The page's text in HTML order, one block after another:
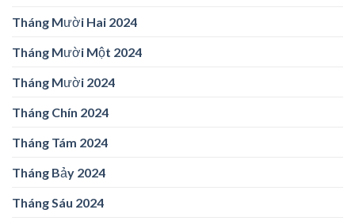
Tháng Mười Hai 2024
Tháng Mười Một 2024
Tháng Mười 2024
Tháng Chín 2024
Tháng Tám 2024
Tháng Bảy 2024
Tháng Sáu 2024